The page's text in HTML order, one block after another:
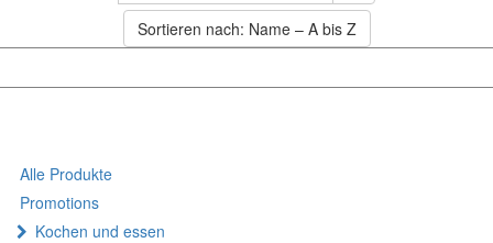
Sortieren nach: Name – A bis Z
Alle Produkte
Promotions
Kochen und essen